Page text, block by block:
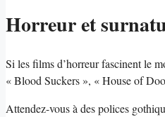
Horreur et
Si les films d’horreur fascinent le
« Blood Suckers », « House of
Attendez-vous à des polices